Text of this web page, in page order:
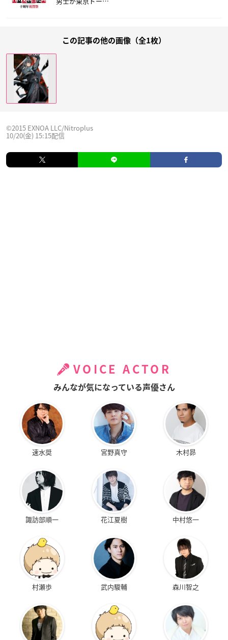
この記事の他の画像（全1枚）
©2015 EXNOA LLC/Nitroplus
10/20(金) 15:15配信
VOICE ACTOR
みんなが気になっている声優さん
速水奨 宮野真守 木村昴
諏訪部順一 花江夏樹 中村悠一
村瀬歩 武内駿輔 森川智之